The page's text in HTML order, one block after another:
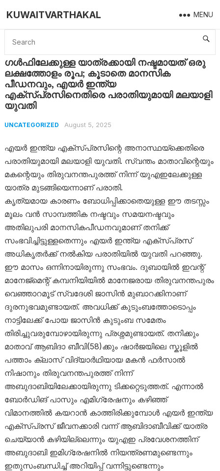
KUWAITVARTHAKAL MENU
Home Uncategorized ഗൾഫിലേക്കുള്ള യാത്രക്കായി നഷ്ടമായത് ഒരു ലക്ഷത്തോളം രൂപ; കൂടാതെ മാനസിക പീഡനവും, എയർ ഇന്ത്യ എക്‌സ്പ്രസിനെതിരെ പരാതിയുമായി മലയാളി യുവതി
ഗൾഫിലേക്കുള്ള യാത്രക്കായി നഷ്ടമായത് ഒരു
ലക്ഷത്തോളം രൂപ; കൂടാതെ മാനസിക
പീഡനവും, എയർ ഇന്ത്യ
എക്‌സ്പ്രസിനെതിരെ പരാതിയുമായി മലയാളി
യുവതി
UNCATEGORIZED August 5, 2025
എയർ ഇന്ത്യ എക്‌സ്പ്രസിന്റെ അനാസ്ഥയ്‌ക്കെതിരെ
പരാതിയുമായി മലയാളി യുവതി. സ്വന്തം മാതാവിന്റെയും
മകന്റെയും തിരുവനന്തപുരത്ത് നിന്ന് യുഎഇലേക്കുള്ള
യാത്ര മുടങ്ങിയെന്നാണ് പരാതി.
കൃത്യമായ കാരണം ബോധിപ്പിക്കാതെയുള്ള ഈ തടസ്സം
മൂലം വൻ സാമ്പത്തിക നഷ്ടവും സമയനഷ്ടവും
അതിലുപരി മാനസികപീഡനവുമാണ് തനിക്ക്
സംഭവിച്ചിട്ടുള്ളതെന്നും എയർ ഇന്ത്യ എക്സ്പ്രസ്
അധികൃതർക്ക് നൽകിയ പരാതിയിൽ യുവതി പറഞ്ഞു.
ഈ മാസം ഒന്നിനായിരുന്നു സംഭവം. ദുബായിൽ ഇവന്റ്
മാനേജ്മെന്റ് കമ്പനിയിയിൽ മാനേജരായ തിരുവനന്തപുരം
വെഞ്ഞാറമൂട് സ്വദേശി ജാസിൻ മുബാറക്കിനാണ്
ദുരനുഭവമുണ്ടായത്. അവധിക്ക് കുടുംബത്തോടൊപ്പം
നാട്ടിലേക്ക് പോയ ജാസിൻ കുടുംബ സമേതം
തിരിച്ചുവരുമ്പോഴായിരുന്നു പ്രശ്നമുണ്ടായത്. തനിക്കും
മാതാവ് ആബിദാ ബീവി(58)ക്കും ഷാർജയിലെ സ്കൂളിൽ
പത്താം ക്ലാസ് വിദ്യാർഥിയായ മകൻ ഫർസാൽ
നിഷാനും തിരുവനന്തപുരത്ത് നിന്ന്
അബുദാബിയിലേക്കായിരുന്നു ടിക്കറ്റെടുത്തത്. എന്നാൽ
ബോർഡിങ് പാസും എമിഗ്രേഷനും കഴിഞ്ഞ്
വിമാനത്തിൽ കയറാൻ കാത്തിരിക്കുമ്പോൾ എയർ ഇന്ത്യ
എക്സ്പ്രസ് ജീവനക്കാരി വന്ന് ആബിദാബീവിക്ക് യാത്ര
ചെയ്യാൻ കഴിയില്ലെന്നും യുഎഇ പ്രവേശനത്തിന്
അബുദാബി ഇമിഗ്രേഷനിൽ നിയന്ത്രണമുണ്ടെന്നും
ഇതുസംബന്ധിച്ച് അറിയിപ്പ് വന്നിട്ടുണ്ടെന്നും